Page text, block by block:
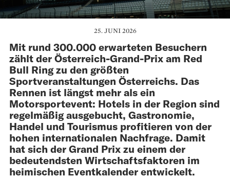
25. JUNI 2026
Mit rund 300.000 erwarteten Besuchern
zählt der Österreich-Grand-Prix am Red
Bull Ring zu den größten
Sportveranstaltungen Österreichs. Das
Rennen ist längst mehr als ein
Motorsportevent: Hotels in der Region sind
regelmäßig ausgebucht, Gastronomie,
Handel und Tourismus profitieren von der
hohen internationalen Nachfrage. Damit
hat sich der Grand Prix zu einem der
bedeutendsten Wirtschaftsfaktoren im
heimischen Eventkalender entwickelt.